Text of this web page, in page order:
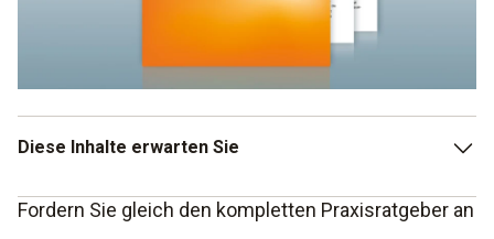
Diese Inhalte erwarten Sie
Fordern Sie gleich den kompletten Praxisratgeber an